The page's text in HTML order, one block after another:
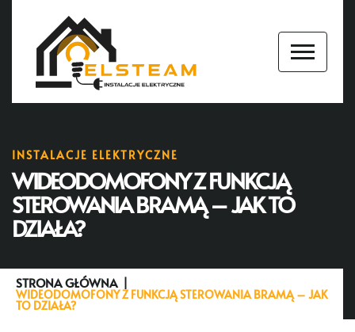
INSTALACJE ELEKTRYCZNE
WIDEODOMOFONY Z FUNKCJĄ
STEROWANIA BRAMĄ – JAK TO
DZIAŁA?
STRONA GŁÓWNA
WIDEODOMOFONY Z FUNKCJĄ STEROWANIA BRAMĄ – JAK
TO DZIAŁA?